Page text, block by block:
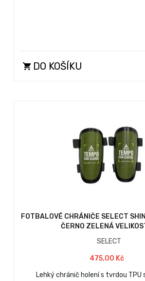
DO KOŠÍKU
FOTBALOVÉ CHRÁNIČE SELECT
ČERNO ZELENÁ
SELECT
475,00 Kč
Lehký chránič holení s tvrdou TPU